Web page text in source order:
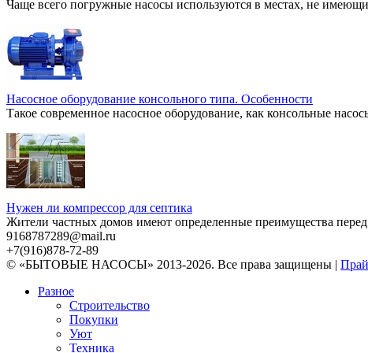
Чаще всего погружные насосы используются в местах, не
Насосное оборудование консольного типа. Особенности
Такое современное насосное оборудование, как консольные
Нужен ли компрессор для септика
Жители частных домов имеют определенные преимущества
9168787289@mail.ru
+7(916)878-72-89
© «БЫТОВЫЕ НАСОСЫ» 2013-2026. Все права защищены |
Разное
Строительство
Покупки
Уют
Техника